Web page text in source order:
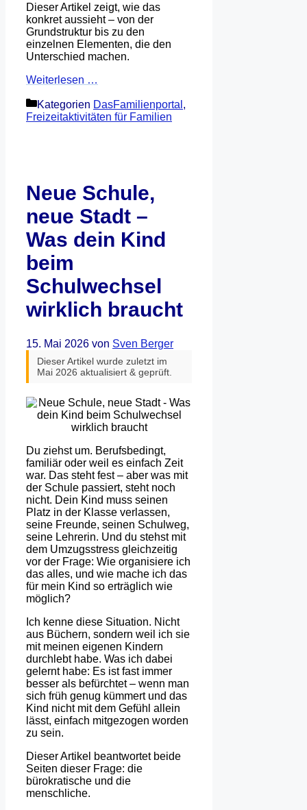
Dieser Artikel zeigt, wie das
konkret aussieht – von der
Grundstruktur bis zu den
einzelnen Elementen, die den
Unterschied machen.
Weiterlesen …
Kategorien DasFamilienportal ,
Freizeitaktivitäten für Familien
Neue Schule,
neue Stadt –
Was dein Kind
beim
Schulwechsel
wirklich braucht
15. Mai 2026 von Sven Berger
Dieser Artikel wurde zuletzt im
Mai 2026 aktualisiert & geprüft.
Du ziehst um. Berufsbedingt,
familiär oder weil es einfach Zeit
war. Das steht fest – aber was mit
der Schule passiert, steht noch
nicht. Dein Kind muss seinen
Platz in der Klasse verlassen,
seine Freunde, seinen Schulweg,
seine Lehrerin. Und du stehst mit
dem Umzugsstress gleichzeitig
vor der Frage: Wie organisiere ich
das alles, und wie mache ich das
für mein Kind so erträglich wie
möglich?
Ich kenne diese Situation. Nicht
aus Büchern, sondern weil ich sie
mit meinen eigenen Kindern
durchlebt habe. Was ich dabei
gelernt habe: Es ist fast immer
besser als befürchtet – wenn man
sich früh genug kümmert und das
Kind nicht mit dem Gefühl allein
lässt, einfach mitgezogen worden
zu sein.
Dieser Artikel beantwortet beide
Seiten dieser Frage: die
bürokratische und die
menschliche.